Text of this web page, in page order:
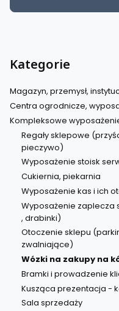
Kategorie
Magazyn, przemysł,
Centra ogrodnicze,
Kompleksowe
Regały sklepowe
pieczywo)
Wyposażenie stoisk
Cukiernia, piekarnia
Wyposażenie kas i ich
Wyposażenie zaplecza
, drabinki)
Otoczenie sklepu
zwalniające)
Wózki na zakupy na
Bramki i prowadzenie
Kusząca prezentacja -
Sala sprzedaży